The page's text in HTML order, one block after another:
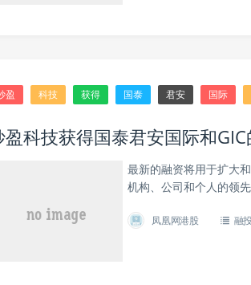
盈 科技 获得 国泰 君安 国际
盈科技获得国泰君安国际和
最新的融资将用于扩大
机构、公司和个人的领
凤凰网港股 融投